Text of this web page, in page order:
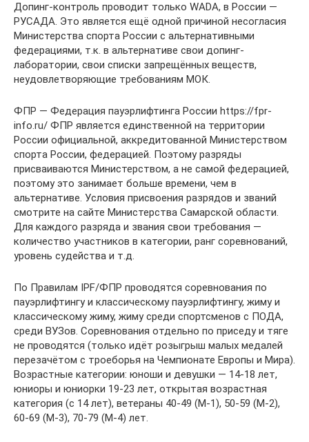
Допинг-контроль проводит только WADA, в России —
РУСАДА. Это является ещё одной причиной несогласия
Министерства спорта России с альтернативными
федерациями, т.к. в альтернативе свои допинг-
лаборатории, свои списки запрещённых веществ,
неудовлетворяющие требованиям МОК.
ФПР — Федерация пауэрлифтинга России https://fpr-
info.ru/ ФПР является единственной на территории
России официальной, аккредитованной Министерством
спорта России, федерацией. Поэтому разряды
присваиваются Министерством, а не самой федерацией,
поэтому это занимает больше времени, чем в
альтернативе. Условия присвоения разрядов и званий
смотрите на сайте Министерства Самарской области.
Для каждого разряда и звания свои требования —
количество участников в категории, ранг соревнований,
уровень судейства и т.д.
По Правилам IPF/ФПР проводятся соревнования по
пауэрлифтингу и классическому пауэрлифтингу, жиму и
классическому жиму, жиму среди спортсменов с ПОДА,
среди ВУЗов. Соревнования отдельно по приседу и тяге
не проводятся (только идёт розыгрыш малых медалей
перезачётом с троеборья на Чемпионате Европы и Мира).
Возрастные категории: юноши и девушки — 14-18 лет,
юниоры и юниорки 19-23 лет, открытая возрастная
категория (с 14 лет), ветераны 40-49 (М-1), 50-59 (М-2),
60-69 (М-3), 70-79 (М-4) лет.